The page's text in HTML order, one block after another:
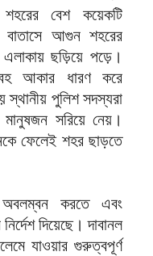
বেশ কয়েকটি
আগুন শহরের
ছড়িয়ে পড়ে।
আকার ধারণ করে
স্থানীয় পুলিশ সদস্যরা
সরিয়ে নেয়।
ফেলেই শহর ছাড়তে
অবলম্বন করতে এবং
দিয়েছে। দাবানল
যাওয়ার গুরুত্বপূর্ণ